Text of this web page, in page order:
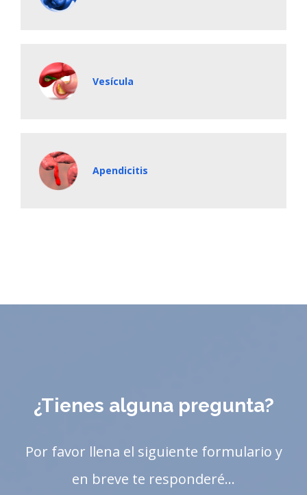
Vesícula
Apendicitis
¿Tienes alguna pregunta?
Por favor llena el siguiente formulario y
en breve te responderé…